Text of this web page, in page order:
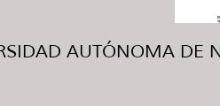
AUTÓNOMA DE